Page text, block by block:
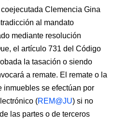
Clemencia Gina
al mandato
mediante resolución
el artículo 731 del Código
la tasación o siendo
a remate. El remate o la
inmuebles se efectúan por
(REM@JU) si no
las partes o de terceros